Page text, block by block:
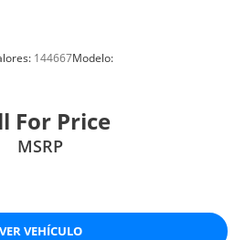
144667Modelo:
For Price
MSRP
VER VEHÍCULO